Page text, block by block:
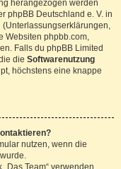
herangezogen werden
phpBB Deutschland e. V. in
Websiten phpbb.com,
Falls du phpBB Limited
die Softwarenutzung
höchstens eine knappe
nutzen, wenn die
Team“ verwenden.